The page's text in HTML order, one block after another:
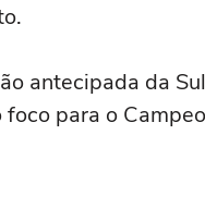
antecipada da
para o